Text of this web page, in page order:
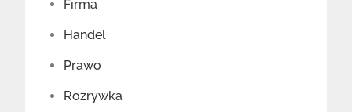
Firma
Handel
Prawo
Rozrywka